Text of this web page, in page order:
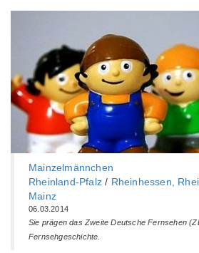
Mainzelmännchen
Rheinland-Pfalz / Rheinhessen,
Mainz
06.03.2014
Sie prägen das Zweite Deutsche Fernsehen
Fernsehgeschichte.